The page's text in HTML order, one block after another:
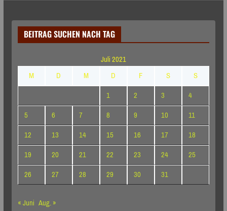
BEITRAG SUCHEN NACH TAG
Juli 2021
M
D M D F S
S
1
2 3
4
5
6 7 8 9 10
11
12
13 14 15 16 17
18
19
20 21 22 23 24
25
26
27 28 29 30
31
« Juni Aug. »